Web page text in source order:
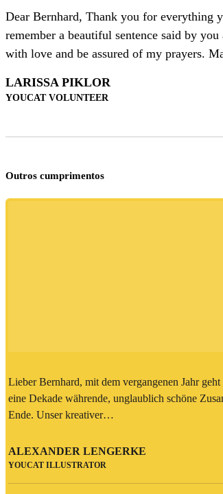
Dear Bernhard, Thank you for everything
remember a beautiful sentence said by
with love and be assured of my prayers.
LARISSA PIKLOR
YOUCAT VOLUNTEER
Outros cumprimentos
Lieber Bernhard, mit dem vergangenen Jahr geht
eine Dekade währende, unglaublich schöne
Ende. Unser kreativer…
ALEXANDER LENGERKE
YOUCAT ILLUSTRATOR